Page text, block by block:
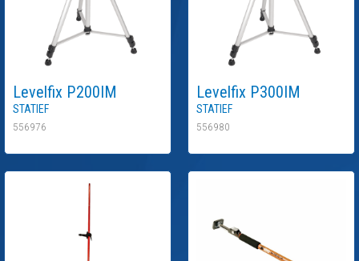
Levelfix P200IM
Statief
556976
Levelfix P300IM
Statief
556980